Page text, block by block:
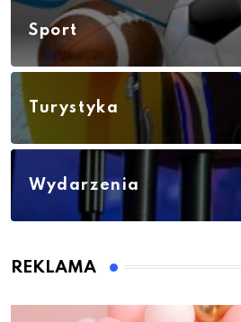
Sport
Turystyka
Wydarzenia
REKLAMA